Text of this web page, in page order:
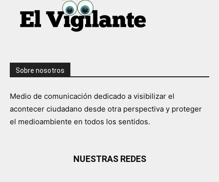
Sobre nosotros
Medio de comunicación dedicado a visibilizar el
acontecer ciudadano desde otra perspectiva y proteger
el medioambiente en todos los sentidos.
NUESTRAS REDES